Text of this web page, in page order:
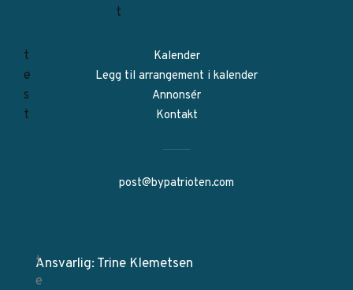
Kalender
Legg til arrangement i kalender
Annonsér
Kontakt
post@bypatrioten.com
Ansvarlig: Trine Klemetsen